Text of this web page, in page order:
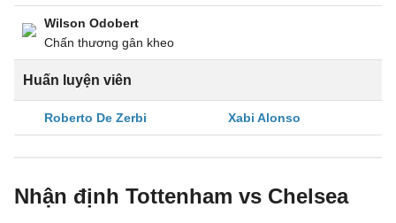
Wilson Odobert
Chấn thương gân kheo
Huấn luyện viên
Roberto De Zerbi Xabi Alonso
Nhận định Tottenham vs Chelsea